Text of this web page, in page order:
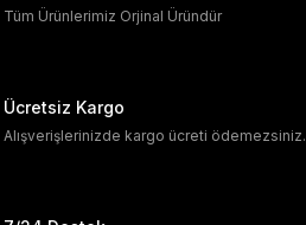
Tüm Ürünlerimiz Orjinal Üründür
Ücretsiz Kargo
Alışverişlerinizde kargo ücreti ödemezsiniz.